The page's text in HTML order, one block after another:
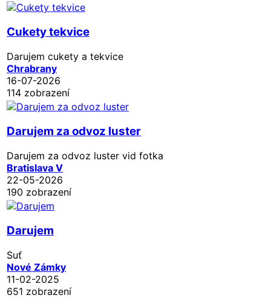
Cukety tekvice
Darujem cukety a tekvice
Chrabrany
16-07-2026
114 zobrazení
Darujem za odvoz luster
Darujem za odvoz luster vid fotka
Bratislava V
22-05-2026
190 zobrazení
Darujem
Suť
Nové Zámky
11-02-2025
651 zobrazení